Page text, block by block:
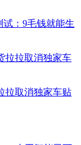
试：9毛钱就能生
拉取消独家车贴